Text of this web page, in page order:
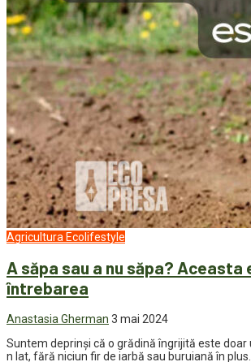
Agricultura Ecolifestyle
A săpa sau a nu săpa? Aceasta
întrebarea
Anastasia Gherman 3 mai 2024
Suntem deprinși că o grădină îngrijită este doar
n lat, fără niciun fir de iarbă sau buruiană în